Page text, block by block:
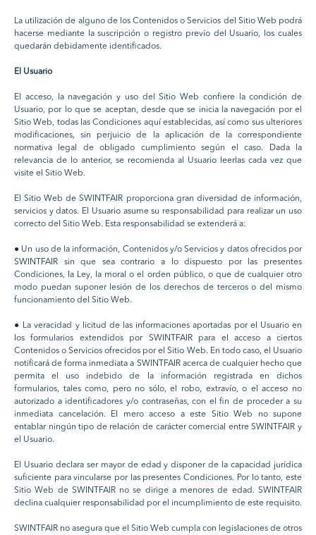
La utilización de alguno de los Contenidos o Servicios del Sitio Web podrá
hacerse mediante la suscripción o registro previo del Usuario, los cuales
quedarán debidamente identificados.
El Usuario
El acceso, la navegación y uso del Sitio Web confiere la condición de
Usuario, por lo que se aceptan, desde que se inicia la navegación por el
Sitio Web, todas las Condiciones aquí establecidas, así como sus ulteriores
modificaciones, sin perjuicio de la aplicación de la correspondiente
normativa legal de obligado cumplimiento según el caso. Dada la
relevancia de lo anterior, se recomienda al Usuario leerlas cada vez que
visite el Sitio Web.
El Sitio Web de SWINTFAIR proporciona gran diversidad de información,
servicios y datos. El Usuario asume su responsabilidad para realizar un uso
correcto del Sitio Web. Esta responsabilidad se extenderá a:
● Un uso de la información, Contenidos y/o Servicios y datos ofrecidos por
SWINTFAIR sin que sea contrario a lo dispuesto por las presentes
Condiciones, la Ley, la moral o el orden público, o que de cualquier otro
modo puedan suponer lesión de los derechos de terceros o del mismo
funcionamiento del Sitio Web.
● La veracidad y licitud de las informaciones aportadas por el Usuario en
los formularios extendidos por SWINTFAIR para el acceso a ciertos
Contenidos o Servicios ofrecidos por el Sitio Web. En todo caso, el Usuario
notificará de forma inmediata a SWINTFAIR acerca de cualquier hecho que
permita el uso indebido de la información registrada en dichos
formularios, tales como, pero no sólo, el robo, extravío, o el acceso no
autorizado a identificadores y/o contraseñas, con el fin de proceder a su
inmediata cancelación. El mero acceso a este Sitio Web no supone
entablar ningún tipo de relación de carácter comercial entre SWINTFAIR y
el Usuario.
El Usuario declara ser mayor de edad y disponer de la capacidad jurídica
suficiente para vincularse por las presentes Condiciones. Por lo tanto, este
Sitio Web de SWINTFAIR no se dirige a menores de edad. SWINTFAIR
declina cualquier responsabilidad por el incumplimiento de este requisito.
SWINTFAIR no asegura que el Sitio Web cumpla con legislaciones de otros